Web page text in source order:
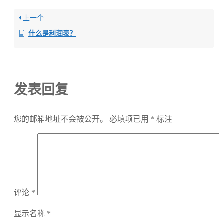
上一个
什么是利润表？
发表回复
您的邮箱地址不会被公开。 必填项已用 * 标注
评论 *
显示名称 *